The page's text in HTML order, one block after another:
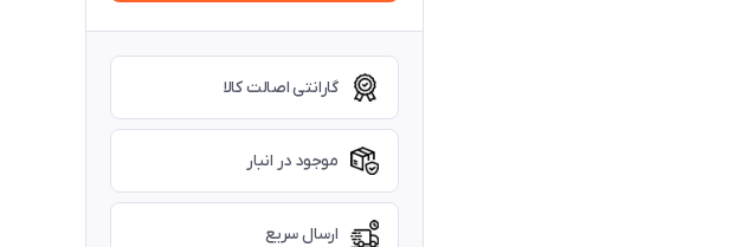
گارانتی اصالت کالا
موجود در انبار
ارسال سریع